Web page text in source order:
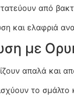
από
και ελαφριά
με
απαλά και
το σμάλτο